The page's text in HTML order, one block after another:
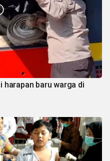
harapan baru warga di